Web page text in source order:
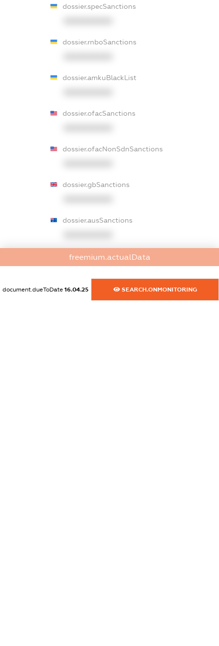
dossier.specSanctions
dossier.rnboSanctions
dossier.amkuBlackList
dossier.ofacSanctions
dossier.ofacNonSdnSanctions
dossier.gbSanctions
dossier.ausSanctions
dossier.euSanctions
dossier.japanSanctions
freemium.actualData
document.dueToDate 16.04.25 SEARCH.ONMONITORING